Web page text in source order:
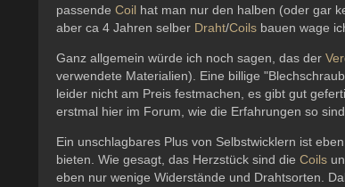
passendeCoil hat man nur den halben (oder gar
aber ca 4 Jahren selber Draht/Coils bauen wage
Ganz allgemein würde ich noch sagen, das der
verwendete Materialien). Eine billige
leider nicht am Preis festmachen, es gibt gut
erstmal hier im Forum, wie die Erfahrungen so sind.
Ein unschlagbares Plus von Selbstwicklern ist
bieten. Wie gesagt, das Herzstück sind dieCoils
eben nur wenige Widerstände und Drahtsorten.